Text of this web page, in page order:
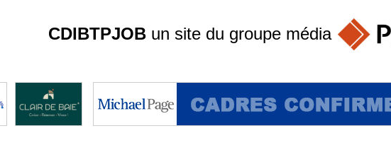
CDIBTPJOBun site du groupe média